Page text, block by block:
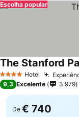
Escolha popular
4 EstrelasHotel
The Stanford
9,3 Excelente 3.979
De € 740